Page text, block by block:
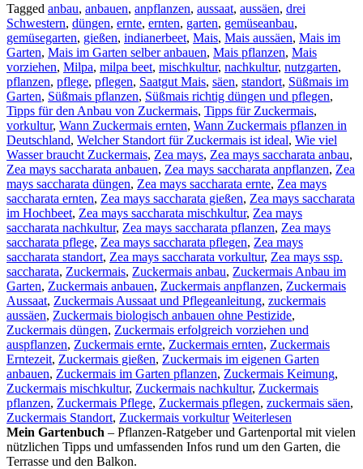
Tagged anbau, anbauen, anpflanzen, aussaat, aussäen, drei
Schwestern, düngen, ernte, ernten, garten, gemüseanbau,
gemüsegarten, gießen, indianerbeet, Mais, Mais aussäen, Mais im
Garten, Mais im Garten selber anbauen, Mais pflanzen, Mais
vorziehen, Milpa, milpa beet, mischkultur, nachkultur, nutzgarten,
pflanzen, pflege, pflegen, Saatgut Mais, säen, standort, Süßmais im
Garten, Süßmais pflanzen, Süßmais richtig düngen und pflegen,
Tipps für den Anbau von Zuckermais, Tipps für Zuckermais,
vorkultur, Wann Zuckermais ernten, Wann Zuckermais pflanzen in
Deutschland, Welcher Standort für Zuckermais ist ideal, Wie viel
Wasser braucht Zuckermais, Zea mays, Zea mays saccharata anbau,
Zea mays saccharata anbauen, Zea mays saccharata anpflanzen, Zea
mays saccharata düngen, Zea mays saccharata ernte, Zea mays
saccharata ernten, Zea mays saccharata gießen, Zea mays saccharata
im Hochbeet, Zea mays saccharata mischkultur, Zea mays
saccharata nachkultur, Zea mays saccharata pflanzen, Zea mays
saccharata pflege, Zea mays saccharata pflegen, Zea mays
saccharata standort, Zea mays saccharata vorkultur, Zea mays ssp.
saccharata, Zuckermais, Zuckermais anbau, Zuckermais Anbau im
Garten, Zuckermais anbauen, Zuckermais anpflanzen, Zuckermais
Aussaat, Zuckermais Aussaat und Pflegeanleitung, zuckermais
aussäen, Zuckermais biologisch anbauen ohne Pestizide,
Zuckermais düngen, Zuckermais erfolgreich vorziehen und
auspflanzen, Zuckermais ernte, Zuckermais ernten, Zuckermais
Erntezeit, Zuckermais gießen, Zuckermais im eigenen Garten
anbauen, Zuckermais im Garten pflanzen, Zuckermais Keimung,
Zuckermais mischkultur, Zuckermais nachkultur, Zuckermais
pflanzen, Zuckermais Pflege, Zuckermais pflegen, zuckermais säen,
Zuckermais Standort, Zuckermais vorkultur Weiterlesen
Mein Gartenbuch – Pflanzen-Ratgeber und Gartenportal mit vielen
nützlichen Tipps und umfassenden Infos rund um den Garten, die
Terrasse und den Balkon.